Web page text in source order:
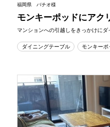
福岡県 バチオ様
モンキーポッドにアク
マンションへの引越しをきっかけに
ダイニングテーブル モンキーポ